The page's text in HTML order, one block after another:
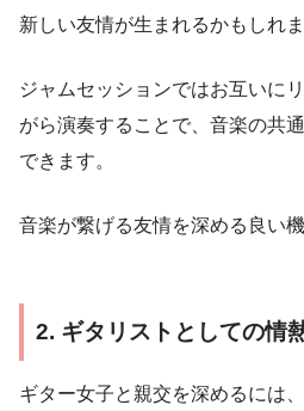
新しい友情が生まれるかもしれま
ジャムセッションではお互いに
がら演奏することで、音楽の共
できます。
音楽が繋げる友情を深める良い
2. ギタリストとしての情
ギター女子と親交を深めるには